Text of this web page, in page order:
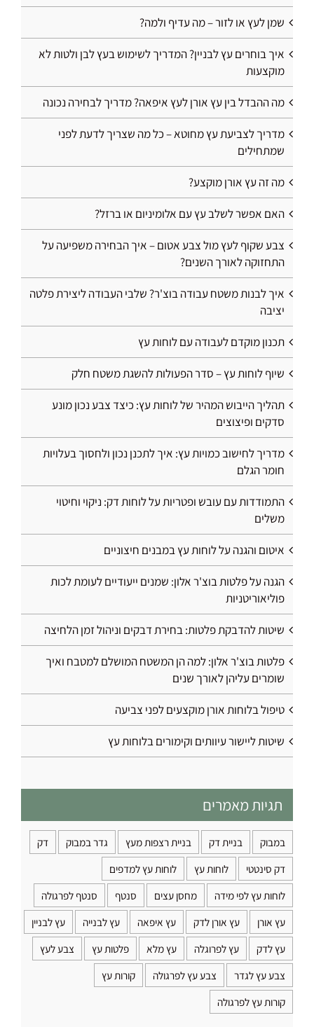
שמן לעץ או לזור – מה עדיף ולמה?
איך בוחרים עץ לבניין? המדריך לשימוש בעץ לבן ולטות לא
מוקצעות
מה ההבדל בין עץ אורן לעץ איפאה? מדריך לבחירה נכונה
מדריך לצביעת עץ מחוטא – כל מה שצריך לדעת לפני
שמתחילים
מה זה עץ אורן מוקצע?
האם אפשר לשלב עץ עם אלומיניום או ברזל?
צבע שקוף לעץ מול צבע אטום – איך הבחירה משפיעה על
התחזוקה לאורך השנים?
איך לבנות משטח עבודה בוצ'ר? שלבי העבודה ליצירת פלטה
יציבה
תכנון מוקדם לעבודה עם לוחות עץ
שיוף לוחות עץ – סדר הפעולות להשגת משטח חלק
תהליך הייבוש המהיר של לוחות עץ: כיצד צבע נכון מונע
סדקים ופיצוצים
מדריך לחישוב כמויות עץ: איך לתכנן נכון ולחסוך בעלויות
חומר הגלם
התמודדות עם עובש ופטריות על לוחות דק: ניקוי וחיטוי
משלים
איטום והגנה על לוחות עץ במבנים חיצוניים
הגנה על פלטות בוצ'ר אלון: שמנים ייעודיים לעומת לכות
פוליאוריטניות
שיטות להדבקת פלטות: בחירת דבקים וניהול זמן הלחיצה
פלטות בוצ'ר אלון: למה הן המשטח המושלם למטבח ואיך
שומרים עליהן לאורך שנים
טיפול בלוחות אורן מוקצעים לפני צביעה
שיטות ליישור עיוותים וקימורים בלוחות עץ
תגיות מאמרים
במבוק בניית דק בניית רצפות מעץ גדר במבוק
דק
דק סינטטי
לוחות עץ
לוחות עץ למדפים
לוחות עץ לפי מידה
מחסן עצים סנטף
סנטף לפרגולה
עץ אורן
עץ אורן לדק עץ איפאה עץ לבנייה
עץ לבניין
עץ לדק
עץ לפרוגלה עץ מלא פלטות עץ
צבע לעץ
צבע עץ לגדר
צבע עץ לפרגולה
קורות עץ
קורות עץ לפרגולה